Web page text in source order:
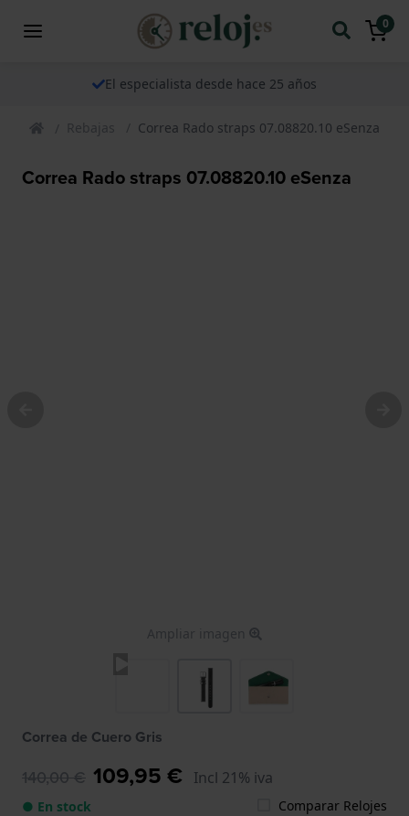
0
El especialista desde hace 25 años
Rebajas Correa Rado straps 07.08820.10 eSenza
Correa Rado straps 07.08820.10 eSenza
Ampliar imagen
Correa de Cuero Gris
140,00 € 109,95 € Incl 21% iva
● En stock Comparar Relojes